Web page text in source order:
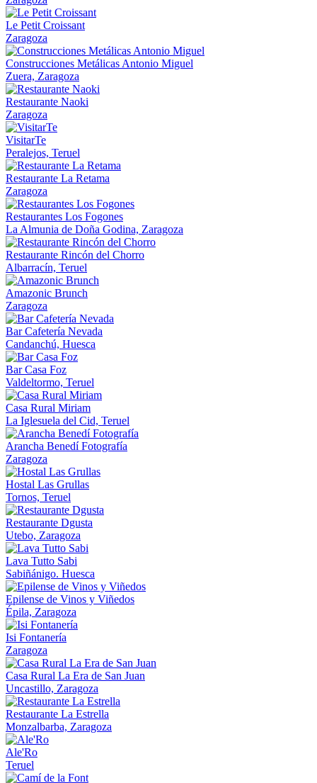
Le Petit Croissant
Zaragoza
Construcciones Metálicas Antonio Miguel
Zuera, Zaragoza
Restaurante Naoki
Zaragoza
VisitarTe
Peralejos, Teruel
Restaurante La Retama
Zaragoza
Restaurantes Los Fogones
La Almunia de Doña Godina, Zaragoza
Restaurante Rincón del Chorro
Albarracín, Teruel
Amazonic Brunch
Zaragoza
Bar Cafetería Nevada
Candanchú, Huesca
Bar Casa Foz
Valdeltormo, Teruel
Casa Rural Miriam
La Iglesuela del Cid, Teruel
Arancha Benedí Fotografía
Zaragoza
Hostal Las Grullas
Tornos, Teruel
Restaurante Dgusta
Utebo, Zaragoza
Lava Tutto Sabi
Sabiñánigo. Huesca
Epilense de Vinos y Viñedos
Épila, Zaragoza
Isi Fontanería
Zaragoza
Casa Rural La Era de San Juan
Uncastillo, Zaragoza
Restaurante La Estrella
Monzalbarba, Zaragoza
Ale'Ro
Teruel